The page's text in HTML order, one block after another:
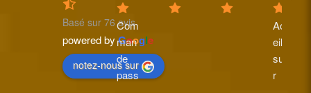
Basé sur 76 avis
powered byGoogle
notez-nous sur
Com
man
de
pass
Accu
eil
supe
r